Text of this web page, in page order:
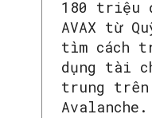
SEARCH...
180 triệu
AVAX từ
tìm cách
dụng tài
trung trên